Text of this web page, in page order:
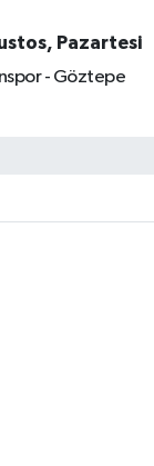
Pazartesi
- Göztepe